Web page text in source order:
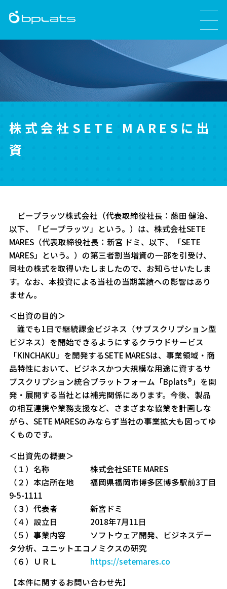
株式会社SETE MARESに出
資
ビープラッツ株式会社（代表取締役社長：藤田 健治、
以下、「ビープラッツ」という。）は、株式会社SETE
MARES（代表取締役社長：新宮 ドミ、以下、「SETE
MARES」という。）の第三者割当増資の一部を引受け、
同社の株式を取得いたしましたので、お知らせいたしま
す。なお、本投資による当社の当期業績への影響はあり
ません。
＜出資の目的＞
誰でも1日で継続課金ビジネス（サブスクリプション型
ビジネス）を開始できるようにするクラウドサービス
「KINCHAKU」を開発するSETE MARESは、事業領域・商
品特性において、ビジネスかつ大規模な用途に資するサ
ブスクリプション統合プラットフォーム「Bplats®」を開
発・展開する当社とは補完関係にあります。今後、製品
の相互連携や業務支援など、さまざまな協業を計画しな
がら、SETE MARESのみならず当社の事業拡大も図ってゆ
くものです。
＜出資先の概要＞
（１）名称 株式会社SETE MARES
（２）本店所在地 福岡県福岡市博多区博多駅前3丁目
9-5-1111
（３）代表者 新宮ドミ
（４）設立日 2018年7月11日
（５）事業内容 ソフトウェア開発、ビジネスデー
タ分析、ユニットエコノミクスの研究
（６）ＵＲＬ https://setemares.co
【本件に関するお問い合わせ先】